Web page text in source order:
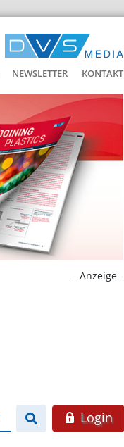
NEWSLETTER KONTAKT
- Anzeige -
Login